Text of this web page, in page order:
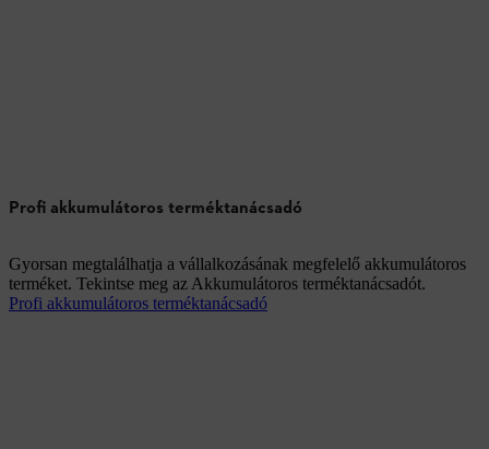
Profi akkumulátoros terméktanácsadó
Gyorsan megtalálhatja a vállalkozásának megfelelő akkumulátoros
terméket. Tekintse meg az Akkumulátoros terméktanácsadót.
Profi akkumulátoros terméktanácsadó